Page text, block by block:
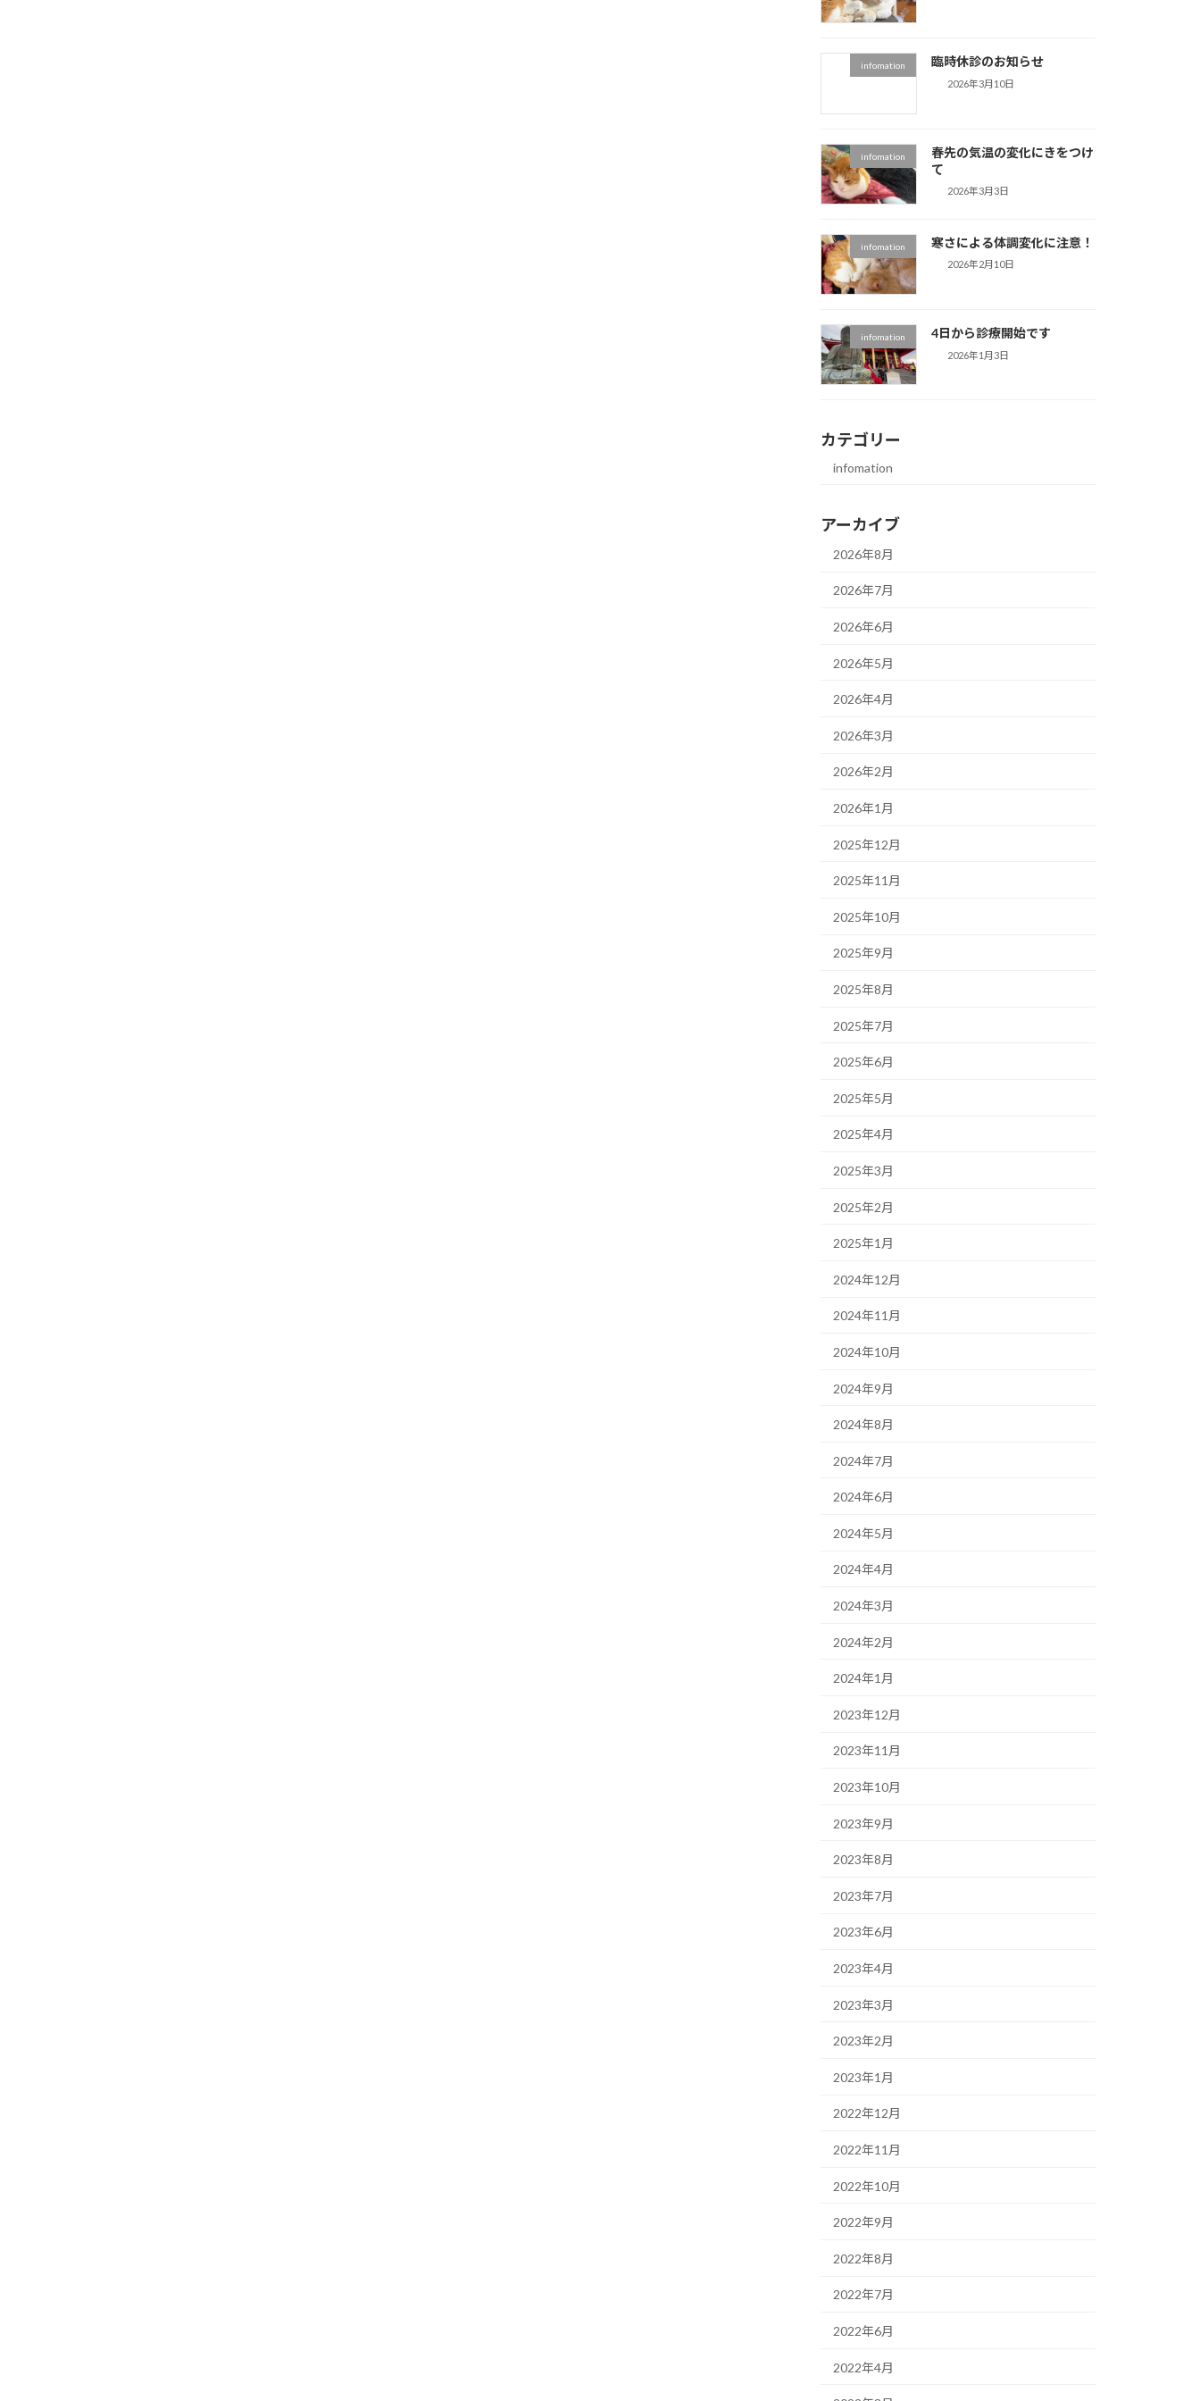
infomation 臨時休診のお知らせ
2026年3月10日
infomation
春先の気温の変化にきをつけ
て
2026年3月3日
infomation 寒さによる体調変化に注意！
2026年2月10日
infomation 4日から診療開始です
2026年1月3日
カテゴリー
infomation
アーカイブ
2026年8月
2026年7月
2026年6月
2026年5月
2026年4月
2026年3月
2026年2月
2026年1月
2025年12月
2025年11月
2025年10月
2025年9月
2025年8月
2025年7月
2025年6月
2025年5月
2025年4月
2025年3月
2025年2月
2025年1月
2024年12月
2024年11月
2024年10月
2024年9月
2024年8月
2024年7月
2024年6月
2024年5月
2024年4月
2024年3月
2024年2月
2024年1月
2023年12月
2023年11月
2023年10月
2023年9月
2023年8月
2023年7月
2023年6月
2023年4月
2023年3月
2023年2月
2023年1月
2022年12月
2022年11月
2022年10月
2022年9月
2022年8月
2022年7月
2022年6月
2022年4月